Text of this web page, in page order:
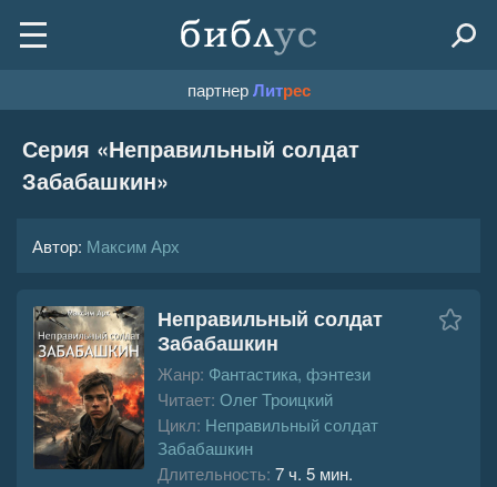
партнерЛитрес
Серия «Неправильный солдат
Забабашкин»
Автор: Максим Арх
Неправильный солдат
Забабашкин
Жанр: Фантастика, фэнтези
Читает: Олег Троицкий
Цикл: Неправильный солдат
Забабашкин
Длительность: 7 ч. 5 мин.